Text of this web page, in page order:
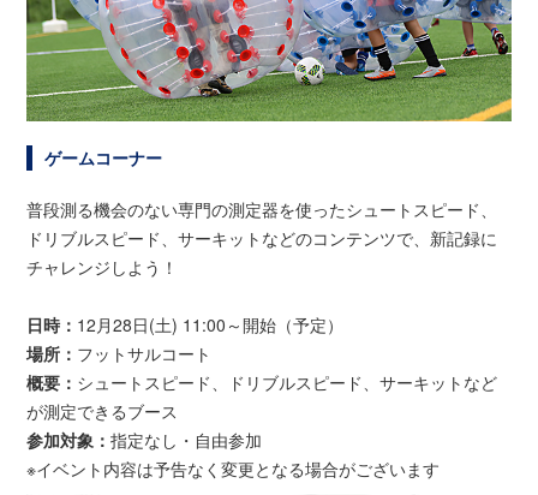
ゲームコーナー
普段測る機会のない専門の測定器を使ったシュートスピード、
ドリブルスピード、サーキットなどのコンテンツで、新記録に
チャレンジしよう！
日時： 12月28日(土) 11:00～開始（予定）
場所： フットサルコート
概要： シュートスピード、ドリブルスピード、サーキットなど
が測定できるブース
参加対象：指定なし・自由参加
※イベント内容は予告なく変更となる場合がございます